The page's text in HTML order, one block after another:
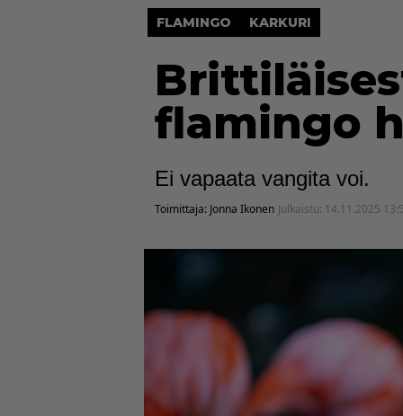
FLAMINGO KARKURI
flamingo
Ei vapaata vangita voi.
Toimittaja: Jonna Ikonen Julkaistu: 14.11.2025